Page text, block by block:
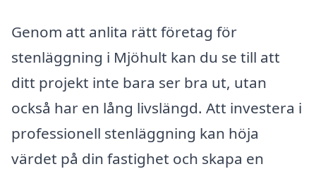
Genom att anlita rätt företag för
stenläggning i Mjöhult kan du se till att
ditt projekt inte bara ser bra ut, utan
också har en lång livslängd. Att investera i
professionell stenläggning kan höja
värdet på din fastighet och skapa en